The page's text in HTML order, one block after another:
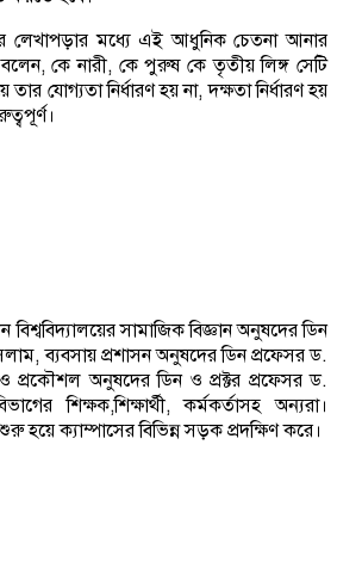
লেখাপড়ার মধ্যে এই আধুনিক চেতনা আনার
বলেন, কে নারী, কে পুরুষ কে তৃতীয় লিঙ্গ সেটি
যোগ্যতা নির্ধারণ হয় না, দক্ষতা নির্ধারণ হয়
সামাজিক বিজ্ঞান অনুষদের ডিন
ব্যবসায় প্রশাসন অনুষদের ডিন প্রফেসর ড.
ও প্রকৌশল অনুষদের ডিন ও প্রক্টর প্রফেসর ড.
শিক্ষক,শিক্ষার্থী, কর্মকর্তাসহ অন্যরা।
হয়ে ক্যাম্পাসের বিভিন্ন সড়ক প্রদক্ষিণ করে।